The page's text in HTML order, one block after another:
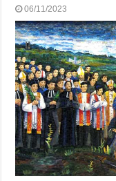
06/11/2023